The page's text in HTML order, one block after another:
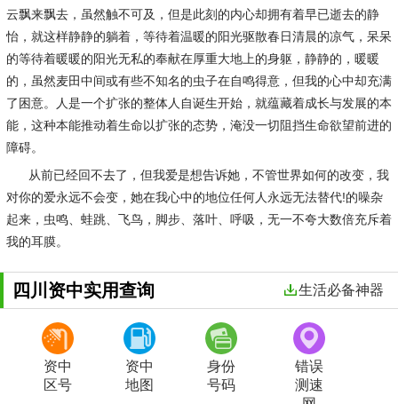
云飘来飘去，虽然触不可及，但是此刻的内心却拥有着早已逝去的静
怡，就这样静静的躺着，等待着温暖的阳光驱散春日清晨的凉气，呆呆
的等待着暖暖的阳光无私的奉献在厚重大地上的身躯，静静的，暖暖
的，虽然麦田中间或有些不知名的虫子在自鸣得意，但我的心中却充满
了困意。人是一个扩张的整体人自诞生开始，就蕴藏着成长与发展的本
能，这种本能推动着生命以扩张的态势，淹没一切阻挡生命欲望前进的
障碍。
从前已经回不去了，但我爱是想告诉她，不管世界如何的改变，我
对你的爱永远不会变，她在我心中的地位任何人永远无法替代!的噪杂
起来，虫鸣、蛙跳、飞鸟，脚步、落叶、呼吸，无一不夸大数倍充斥着
我的耳膜。
四川资中实用查询 生活必备神器
资中
区号
资中
地图
身份
号码
错误
测速